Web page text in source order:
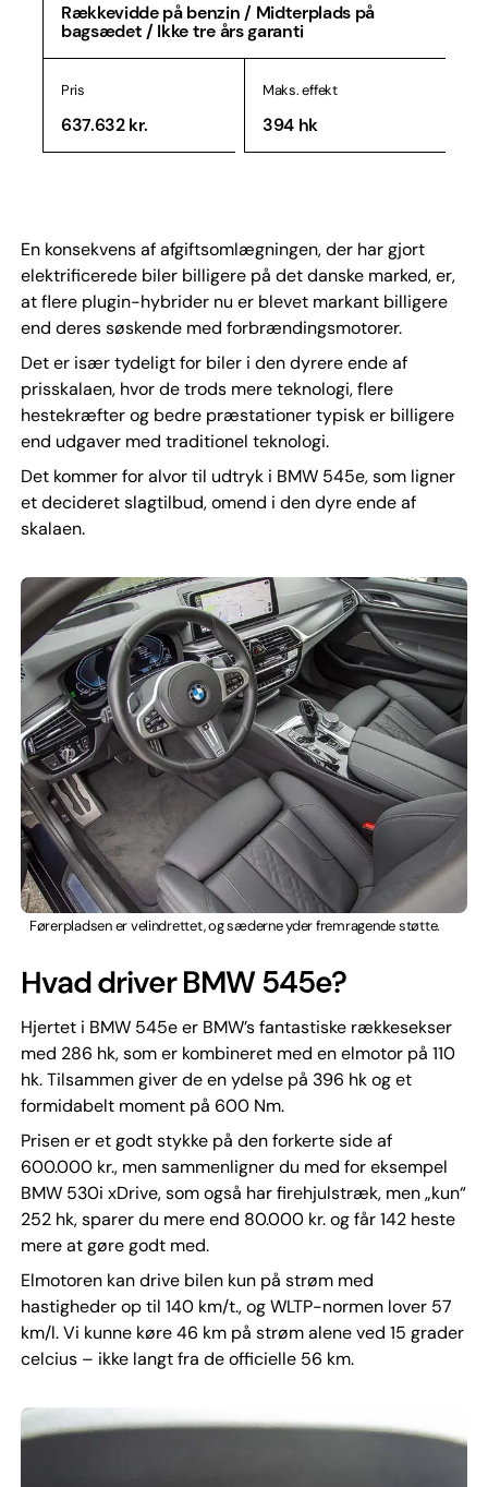
Rækkevidde på benzin / Midterplads på
bagsædet / Ikke tre års garanti
Pris
637.632 kr.
Maks. effekt
394 hk
En konsekvens af afgiftsomlægningen, der har gjort
elektrificerede biler billigere på det danske marked, er,
at flere plugin-hybrider nu er blevet markant billigere
end deres søskende med forbrændingsmotorer.
Det er især tydeligt for biler i den dyrere ende af
prisskalaen, hvor de trods mere teknologi, flere
hestekræfter og bedre præstationer typisk er billigere
end udgaver med traditionel teknologi.
Det kommer for alvor til udtryk i BMW 545e, som ligner
et decideret slagtilbud, omend i den dyre ende af
skalaen.
Førerpladsen er velindrettet, og sæderne yder fremragende støtte.
Hvad driver BMW 545e?
Hjertet i BMW 545e er BMW’s fantastiske rækkesekser
med 286 hk, som er kombineret med en elmotor på 110
hk. Tilsammen giver de en ydelse på 396 hk og et
formidabelt moment på 600 Nm.
Prisen er et godt stykke på den forkerte side af
600.000 kr., men sammenligner du med for eksempel
BMW 530i xDrive, som også har firehjulstræk, men „kun“
252 hk, sparer du mere end 80.000 kr. og får 142 heste
mere at gøre godt med.
Elmotoren kan drive bilen kun på strøm med
hastigheder op til 140 km/t., og WLTP-normen lover 57
km/l. Vi kunne køre 46 km på strøm alene ved 15 grader
celcius – ikke langt fra de officielle 56 km.